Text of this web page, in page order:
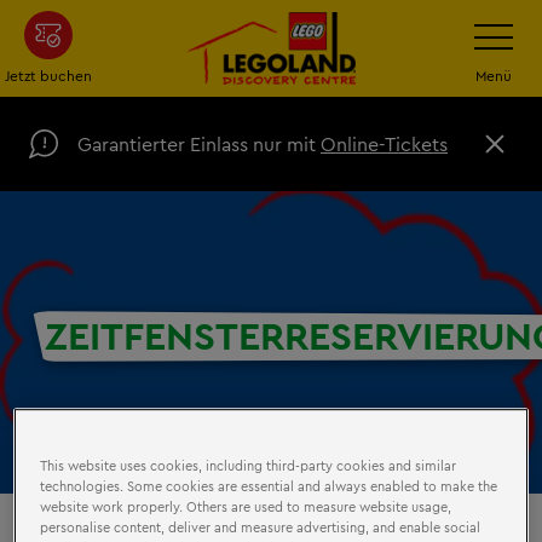
Zum
Hauptinhalt
springen
Jetzt buchen Menü
Garantierter Einlass nur mit Online-Tickets
S
h
ß
n
This website uses cookies, including third-party cookies and similar
technologies. Some cookies are essential and always enabled to make the
website work properly. Others are used to measure website usage,
personalise content, deliver and measure advertising, and enable social